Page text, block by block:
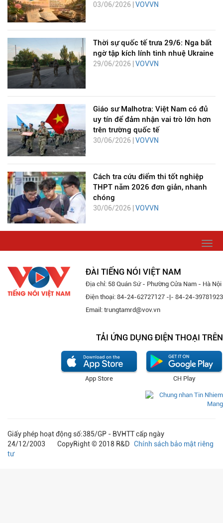
03/06/2026 | VOVVN
Thời sự quốc tế trưa 29/6: Nga bất
ngờ tập kích lính tinh nhuệ Ukraine
29/06/2026 | VOVVN
Giáo sư Malhotra: Việt Nam có đủ
uy tín để đảm nhận vai trò lớn hơn
trên trường quốc tế
30/06/2026 | VOVVN
Cách tra cứu điểm thi tốt nghiệp
THPT năm 2026 đơn giản, nhanh
chóng
30/06/2026 | VOVVN
ĐÀI TIẾNG NÓI VIỆT NAM
Địa chỉ: 58 Quán Sứ - Phường Cửa Nam - Hà Nội
Điện thoại: 84-24-62727127 -|- 84-24-39781923
Email: trungtamrd@vov.vn
TẢI ỨNG DỤNG ĐIỆN THOẠI TRÊN
CH Play
App Store
Giấy phép hoạt động số:385/GP - BVHTT cấp ngày
24/12/2003 CopyRight © 2018 R&D Chính sách bảo mật riêng
tư